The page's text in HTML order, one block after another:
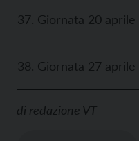
37. Giornata 20 aprile
38. Giornata 27 aprile
di redazione VT